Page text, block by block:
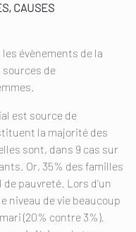
CAUSES
évènements de la
de
est source de
la majorité des
sont, dans 9 cas sur
Or, 35% des familles
pauvreté. Lors d’un
niveau de vie beaucoup
(20% contre 3%).